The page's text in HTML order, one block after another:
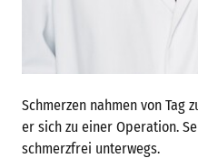
Schmerzen nahmen von Tag
er sich zu einer Operation.
schmerzfrei unterwegs.